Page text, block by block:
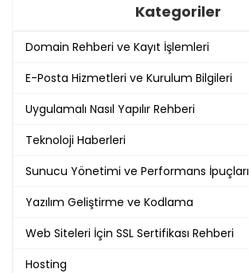
Kategoriler
Domain Rehberi ve Kayıt İşlemleri
E-Posta Hizmetleri ve Kurulum Bilgileri
Uygulamalı Nasıl Yapılır Rehberi
Teknoloji Haberleri
Sunucu Yönetimi ve Performans İpuçları
Yazılım Geliştirme ve Kodlama
Web Siteleri İçin SSL Sertifikası Rehberi
Hosting